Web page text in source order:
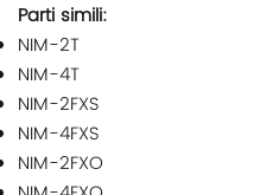
Parti simili:
NIM-2T
NIM-4T
NIM-2FXS
NIM-4FXS
NIM-2FXO